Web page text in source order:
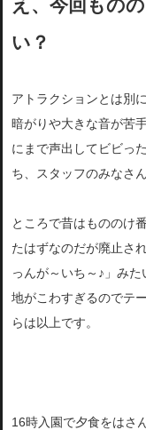
え、今回もの
い？
アトラクションとは別
暗がりや大きな音が苦
にまで声出してビビっ
ち、スタッフのみなさ
ところで昔はもののけ
たはずなのだが廃止さ
っんが～いち～♪」み
地がこわすぎるのでテ
らは以上です。
16時入園で夕食をはさ